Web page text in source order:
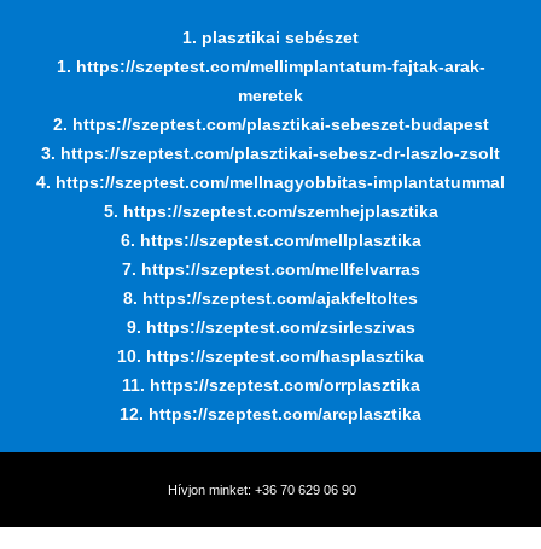
1. plasztikai sebészet
1. https://szeptest.com/mellimplantatum-fajtak-arak-
meretek
2. https://szeptest.com/plasztikai-sebeszet-budapest
3. https://szeptest.com/plasztikai-sebesz-dr-laszlo-zsolt
4. https://szeptest.com/mellnagyobbitas-implantatummal
5. https://szeptest.com/szemhejplasztika
6. https://szeptest.com/mellplasztika
7. https://szeptest.com/mellfelvarras
8. https://szeptest.com/ajakfeltoltes
9. https://szeptest.com/zsirleszivas
10. https://szeptest.com/hasplasztika
11. https://szeptest.com/orrplasztika
12. https://szeptest.com/arcplasztika
Hívjon minket: +36 70 629 06 90